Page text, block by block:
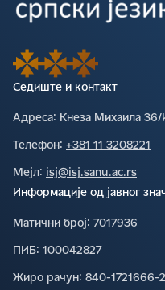
Седиште и контакт
Адреса∶ Кнеза Михаила 36/
Телефон∶ +381 11 3208221
Мејл∶ isj@isj.sanu.ac.rs
Информације од јавног
Матични број∶ 7017936
ПИБ∶ 100042827
Жиро рачун∶ 840-1721666-